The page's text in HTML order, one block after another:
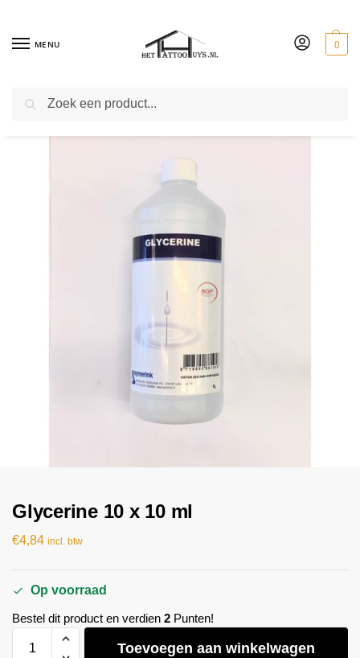
MENU 0
Glycerine 10 x 10 ml
€4,84 incl. btw
Op voorraad
Bestel dit product en verdien 2 Punten!
Toevoegen aan winkelwagen